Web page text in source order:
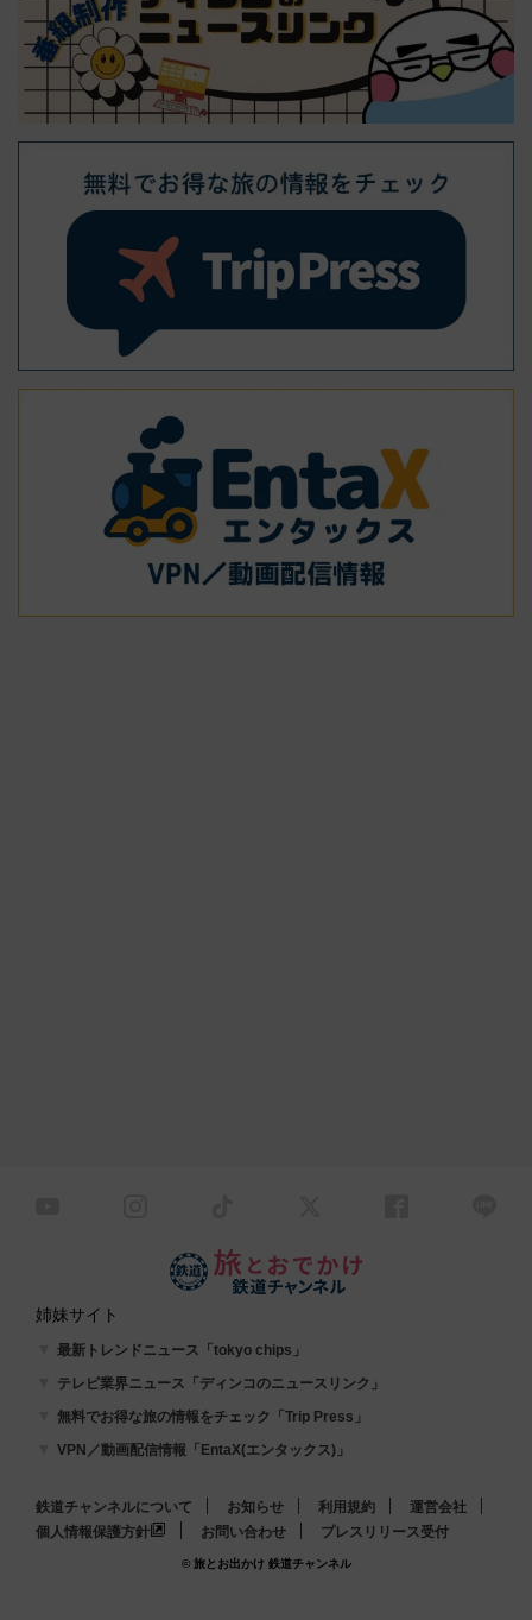
姉妹サイト
最新トレンドニュース「tokyo chips」
テレビ業界ニュース「ディンコのニュースリンク」
無料でお得な旅の情報をチェック「Trip Press」
VPN／動画配信情報「EntaX(エンタックス)」
鉄道チャンネルについて お知らせ 利用規約
運営会社
個人情報保護方針
お問い合わせ プレスリリース受付
© 旅とお出かけ 鉄道チャンネル